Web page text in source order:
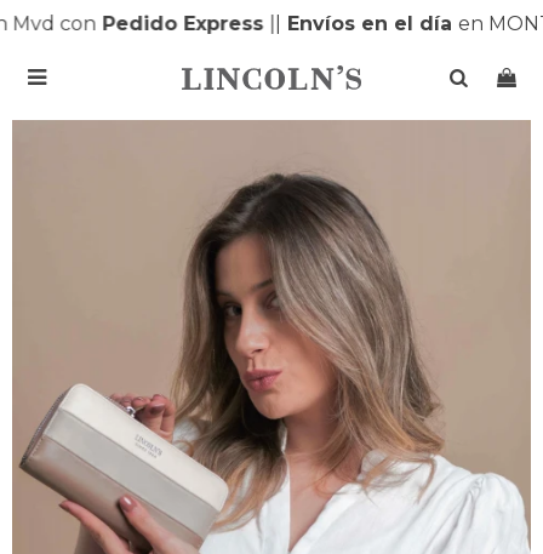
conPedido Express||Envíos en el díaen
